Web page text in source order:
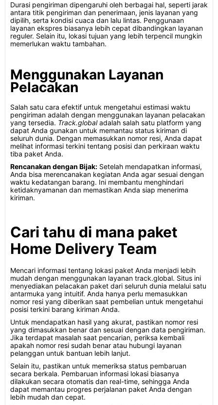
Durasi pengiriman dipengaruhi oleh berbagai hal, seperti jarak
antara titik pengiriman dan penerimaan, jenis layanan yang
dipilih, serta kondisi cuaca dan lalu lintas. Penggunaan
layanan ekspres biasanya lebih cepat dibandingkan layanan
reguler. Selain itu, lokasi tujuan yang lebih terpencil mungkin
memerlukan waktu tambahan.
Menggunakan Layanan
Pelacakan
Salah satu cara efektif untuk mengetahui estimasi waktu
pengiriman adalah dengan menggunakan layanan pelacakan
yang tersedia. Track.globaladalah salah satu platform yang
dapat Anda gunakan untuk memantau status kiriman di
seluruh dunia. Dengan memasukkan nomor resi, Anda dapat
melihat informasi terkini tentang posisi dan perkiraan waktu
tiba paket Anda.
Rencanakan dengan Bijak: Setelah mendapatkan informasi,
Anda bisa merencanakan kegiatan Anda agar sesuai dengan
waktu kedatangan barang. Ini membantu menghindari
ketidaknyamanan dan memastikan Anda siap menerima
kiriman.
Cari tahu di mana paket
Home Delivery Team
Mencari informasi tentang lokasi paket Anda menjadi lebih
mudah dengan menggunakan layanan track.global. Situs ini
menyediakan pelacakan paket dari seluruh dunia melalui satu
antarmuka yang intuitif. Anda hanya perlu memasukkan
nomor resi yang diberikan saat pembelian untuk mengetahui
posisi terkini barang kiriman Anda.
Untuk mendapatkan hasil yang akurat, pastikan nomor resi
yang dimasukkan benar dan sesuai dengan data pengiriman.
Jika terdapat masalah saat pencarian, periksa kembali
apakah nomor resi sudah benar atau hubungi layanan
pelanggan untuk bantuan lebih lanjut.
Selain itu, pastikan untuk memeriksa status pembaruan
secara berkala. Pembaruan informasi lokasi biasanya
dilakukan secara otomatis dan real-time, sehingga Anda
dapat memantau progres perjalanan paket Anda dengan
lebih mudah dan cepat.